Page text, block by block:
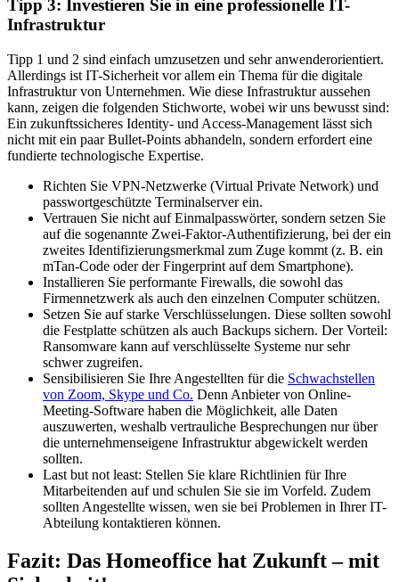
Tipp 3: Investieren Sie in eine professionelle IT-
Infrastruktur
Tipp 1 und 2 sind einfach umzusetzen und sehr anwenderorientiert.
Allerdings ist IT-Sicherheit vor allem ein Thema für die digitale
Infrastruktur von Unternehmen. Wie diese Infrastruktur aussehen
kann, zeigen die folgenden Stichworte, wobei wir uns bewusst sind:
Ein zukunftssicheres Identity- und Access-Management lässt sich
nicht mit ein paar Bullet-Points abhandeln, sondern erfordert eine
fundierte technologische Expertise.
Richten Sie VPN-Netzwerke (Virtual Private Network) und
passwortgeschützte Terminalserver ein.
Vertrauen Sie nicht auf Einmalpasswörter, sondern setzen Sie
auf die sogenannte Zwei-Faktor-Authentifizierung, bei der ein
zweites Identifizierungsmerkmal zum Zuge kommt (z. B. ein
mTan-Code oder der Fingerprint auf dem Smartphone).
Installieren Sie performante Firewalls, die sowohl das
Firmennetzwerk als auch den einzelnen Computer schützen.
Setzen Sie auf starke Verschlüsselungen. Diese sollten sowohl
die Festplatte schützen als auch Backups sichern. Der Vorteil:
Ransomware kann auf verschlüsselte Systeme nur sehr
schwer zugreifen.
Sensibilisieren Sie Ihre Angestellten für die Schwachstellen
von Zoom, Skype und Co. Denn Anbieter von Online-
Meeting-Software haben die Möglichkeit, alle Daten
auszuwerten, weshalb vertrauliche Besprechungen nur über
die unternehmenseigene Infrastruktur abgewickelt werden
sollten.
Last but not least: Stellen Sie klare Richtlinien für Ihre
Mitarbeitenden auf und schulen Sie sie im Vorfeld. Zudem
sollten Angestellte wissen, wen sie bei Problemen in Ihrer IT-
Abteilung kontaktieren können.
Fazit: Das Homeoffice hat Zukunft – mit